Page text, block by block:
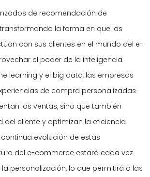
de recomendación de
la forma en que las
con sus clientes en el mundo del e-
el poder de la inteligencia
learning y el big data, las empresas
de compra personalizadas
las ventas, sino que también
del cliente y optimizan la eficiencia
evolución de estas
del e-commerce estará cada vez
personalización, lo que permitirá a las